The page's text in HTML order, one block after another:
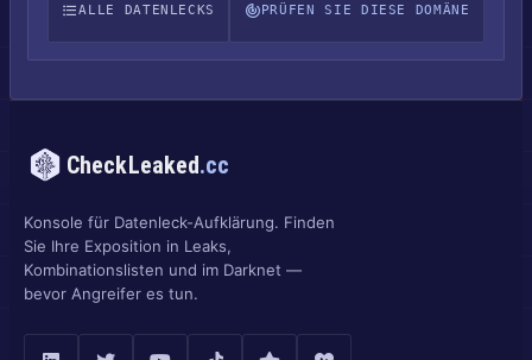
ALLE DATENLECKS PRÜFEN SIE DIESE DOMÄNE
CheckLeaked.cc
Konsole für Datenleck-Aufklärung. Finden
Sie Ihre Exposition in Leaks,
Kombinationslisten und im Darknet —
bevor Angreifer es tun.